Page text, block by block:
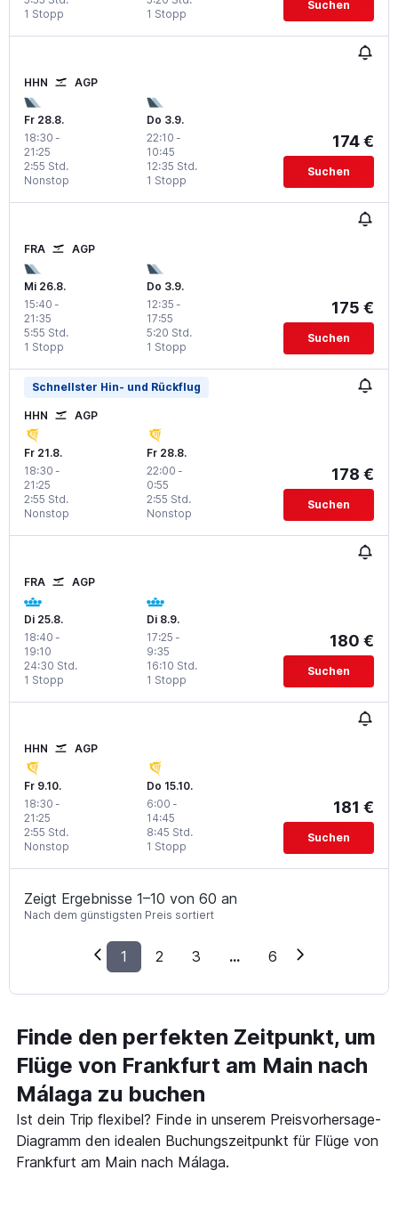
1 Stopp
1 Stopp
Suchen
HHN AGP
Fr 28.8.
18:30 -
21:25
Nonstop
2:55 Std.
Do 3.9.
22:10 -
10:45
1 Stopp
12:35 Std.
174 €
Suchen
FRA AGP
Mi 26.8.
15:40 -
21:35
1 Stopp
5:55 Std.
Do 3.9.
12:35 -
17:55
1 Stopp
5:20 Std.
175 €
Suchen
Schnellster Hin- und Rückflug
HHN AGP
Fr 21.8.
18:30 -
21:25
Nonstop
2:55 Std.
Fr 28.8.
22:00 -
0:55
Nonstop
2:55 Std.
178 €
Suchen
FRA AGP
Di 25.8.
18:40 -
19:10
1 Stopp
24:30 Std.
Di 8.9.
17:25 -
9:35
1 Stopp
16:10 Std.
180 €
Suchen
HHN AGP
Fr 9.10.
18:30 -
21:25
Nonstop
2:55 Std.
Do 15.10.
6:00 -
14:45
1 Stopp
8:45 Std.
181 €
Suchen
Zeigt Ergebnisse 1–10 von 60 an
Nach dem günstigsten Preis sortiert
1 2 3 ... 6
Finde den perfekten Zeitpunkt, um
Flüge von Frankfurt am Main nach
Málaga zu buchen
Ist dein Trip flexibel? Finde in unserem Preisvorhersage-
Diagramm den idealen Buchungszeitpunkt für Flüge von
Frankfurt am Main nach Málaga.